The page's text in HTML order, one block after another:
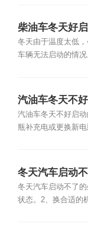
柴油车冬天好
冬天由于温度太低
车辆无法启动的情
汽油车冬天不
汽油车冬天不好启
瓶补充电或更换新
冬天汽车启动
冬天汽车启动不了
状态。2、换合适的